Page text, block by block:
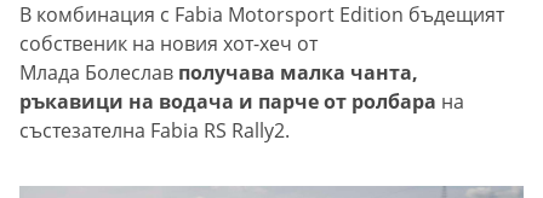
В комбинация с Fabia Motorsport Edition бъдещият
собственик на новия хот-хеч от
Млада Болеслав получава малка чанта,
ръкавици на водача и парче от ролбара на
състезателна Fabia RS Rally2.